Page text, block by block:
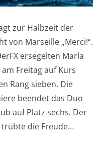
zur Halbzeit der
von Marseille „Merci!“.
ersegelten Marla
Freitag auf Kurs
Rang sieben. Die
beendet das Duo
auf Platz sechs. Der
trübte die Freude…